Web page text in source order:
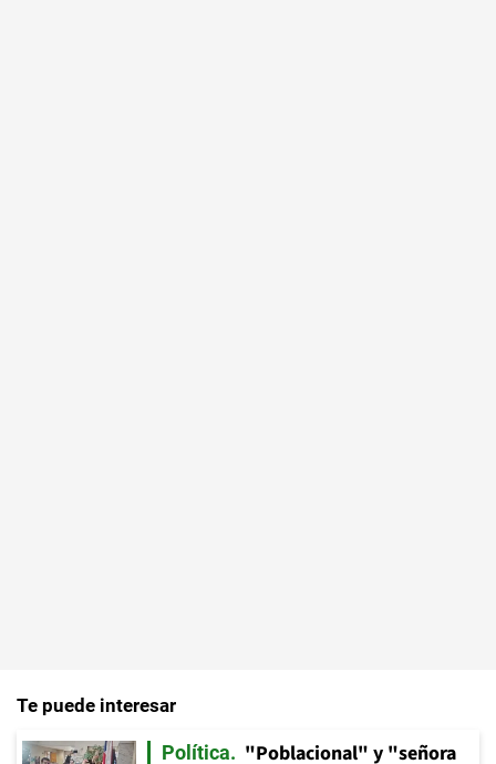
Te puede interesar
Política
"Poblacional" y "señora